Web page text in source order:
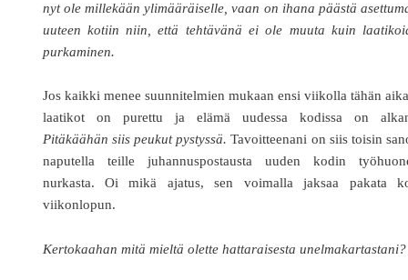
nyt ole millekään ylimääräiselle, vaan on ihana päästä
uuteen kotiin niin, että tehtävänä ei ole muuta kuin
purkaminen.
Jos kaikki menee suunnitelmien mukaan ensi viikolla tähän
laatikot on purettu ja elämä uudessa kodissa on
Pitäkäähän siis peukut pystyssä. Tavoitteenani on siis toisin
naputella teille juhannuspostausta uuden kodin
nurkasta. Oi mikä ajatus, sen voimalla jaksaa pakata
viikonlopun.
Kertokaahan mitä mieltä olette hattaraisesta unelmakartastani?